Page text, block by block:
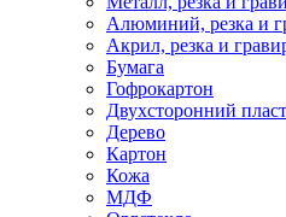
Алюминий, резка и
Акрил, резка и
Бумага
Гофрокартон
Двухсторонний
Дерево
Картон
Кожа
МДФ